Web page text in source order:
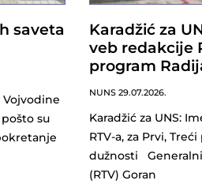
saveta
Vojvodine
su
Karadžić za
veb redakcije
program
NUNS 29.07.2026.
Karadžić za UNS:
RTV-a, za Prvi,
dužnosti
(RTV) Goran